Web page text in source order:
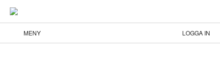
MENY LOGGA IN